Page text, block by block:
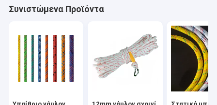
Συνιστώμενα Προϊόντα